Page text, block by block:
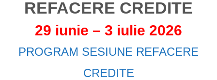
REFACERE CREDITE
29 iunie – 3 iulie 2026
PROGRAM SESIUNE REFACERE
CREDITE